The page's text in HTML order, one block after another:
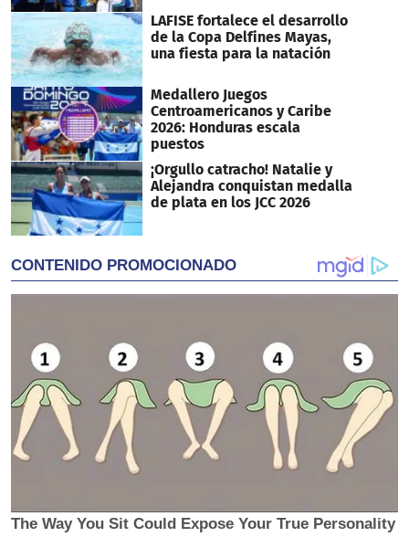
LAFISE fortalece el desarrollo
de la Copa Delfines Mayas,
una fiesta para la natación
Medallero Juegos
Centroamericanos y Caribe
2026: Honduras escala
puestos
¡Orgullo catracho! Natalie y
Alejandra conquistan medalla
de plata en los JCC 2026